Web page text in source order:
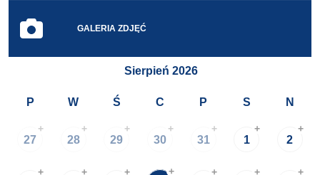
GALERIA ZDJĘĆ
Sierpień 2026
P W Ś C P S N
27
+
28
+
29
+
30
+
31
+
1
+
2
+
+ + + + + + +